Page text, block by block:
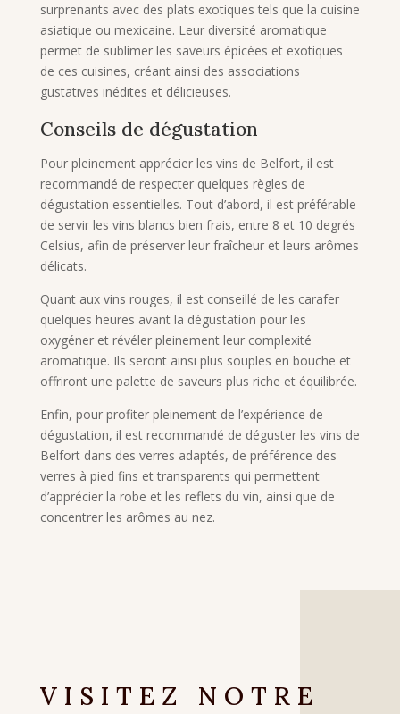
surprenants avec des plats exotiques tels que la cuisine
asiatique ou mexicaine. Leur diversité aromatique
permet de sublimer les saveurs épicées et exotiques
de ces cuisines, créant ainsi des associations
gustatives inédites et délicieuses.
Conseils de dégustation
Pour pleinement apprécier les vins de Belfort, il est
recommandé de respecter quelques règles de
dégustation essentielles. Tout d’abord, il est préférable
de servir les vins blancs bien frais, entre 8 et 10 degrés
Celsius, afin de préserver leur fraîcheur et leurs arômes
délicats.
Quant aux vins rouges, il est conseillé de les carafer
quelques heures avant la dégustation pour les
oxygéner et révéler pleinement leur complexité
aromatique. Ils seront ainsi plus souples en bouche et
offriront une palette de saveurs plus riche et équilibrée.
Enfin, pour profiter pleinement de l’expérience de
dégustation, il est recommandé de déguster les vins de
Belfort dans des verres adaptés, de préférence des
verres à pied fins et transparents qui permettent
d’apprécier la robe et les reflets du vin, ainsi que de
concentrer les arômes au nez.
VISITEZ NOTRE